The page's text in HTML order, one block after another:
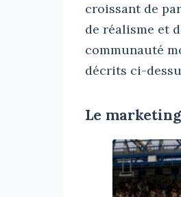
croissant de
de réalisme et
communauté
décrits ci-
Le